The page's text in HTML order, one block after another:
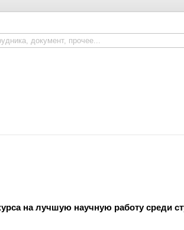
на лучшую научную работу среди